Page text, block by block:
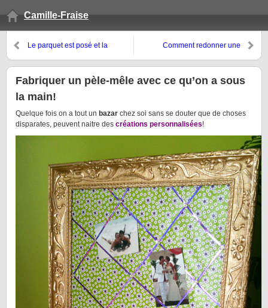
Camille-Fraise
Le parquet est posé et la
Comment redonner une
Fabriquer un pèle-mêle avec ce qu’on a sous
la main!
Quelque fois on a tout un bazar chez soi sans se douter que de choses
disparates, peuvent naitre des créations personnalisées!